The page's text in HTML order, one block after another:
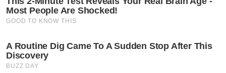
Artikel Disyorkan